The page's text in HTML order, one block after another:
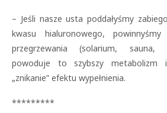
– Jeśli nasze usta poddałyśmy
kwasu hialuronowego,
przegrzewania (solarium, sauna,
powoduje to szybszy metabolizm
„znikanie” efektu wypełnienia.
*********